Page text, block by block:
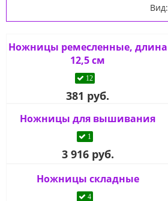
Вид:
Ножницы ремесленные, длина
12,5 см
12
381 руб.
Ножницы для вышивания
1
3 916 руб.
Ножницы складные
4